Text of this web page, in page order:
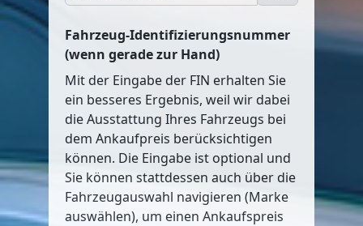
Fahrzeug-Identifizierungsnummer
(wenn gerade zur Hand)
Mit der Eingabe der FIN erhalten Sie
ein besseres Ergebnis, weil wir dabei
die Ausstattung Ihres Fahrzeugs bei
dem Ankaufpreis berücksichtigen
können. Die Eingabe ist optional und
Sie können stattdessen auch über die
Fahrzeugauswahl navigieren (Marke
auswählen), um einen Ankaufspreis